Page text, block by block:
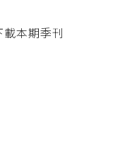
本期季刊